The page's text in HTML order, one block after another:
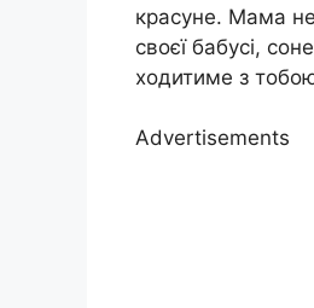
красуне. Мама
своєї бабусі,
ходитиме з тобою
Advertisements